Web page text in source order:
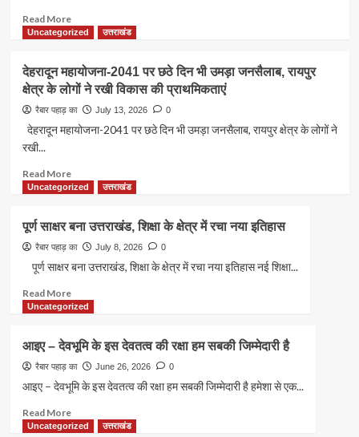
एमडीडीए
महीने
दो
बार
‘समाधान
Read MoreRead
more
मुख्यमंत्री
पुष्कर
सिंह
धामी
विजय
पर
पूर्व
सैनिकों
वीरांगनाओं
को
किया
Uncategorized उत्तराखंड
देहरादून महायोजना-2041 पर छठे दिन भी उमड़ा जनसैलाब, रायपुर
क्षेत्र के लोगों ने रखी विकास की प्राथमिकताएं
रैबार पहाड़ का July 13, 2026 0
देहरादून महायोजना-2041 पर छठे दिन भी उमड़ा जनसैलाब, रायपुर क्षेत्र के लोगों ने
रखी...
Read MoreRead
more
महायोजना-2041
पर
छठे
भी
उमड़ा
रायपुर
क्षेत्र
के
लोगों
रखी
विकास
Uncategorized उत्तराखंड
पूर्ण साक्षर बना उत्तराखंड, शिक्षा के क्षेत्र में रचा नया इतिहास
रैबार पहाड़ का July 8, 2026 0
पूर्ण साक्षर बना उत्तराखंड, शिक्षा के क्षेत्र में रचा नया इतिहास नई शिक्षा...
Read MoreRead
more
साक्षर
बना
उत्तराखंड,
शिक्षा
के
क्षेत्र
Uncategorized
आइए – देवभूमि के इस देवतत्व की रक्षा हम सबकी जिम्मेदारी है
रैबार पहाड़ का June 26, 2026 0
आइए – देवभूमि के इस देवतत्व की रक्षा हम सबकी जिम्मेदारी है हमेशा से एक...
Read MoreRead
more
Uncategorized उत्तराखंड